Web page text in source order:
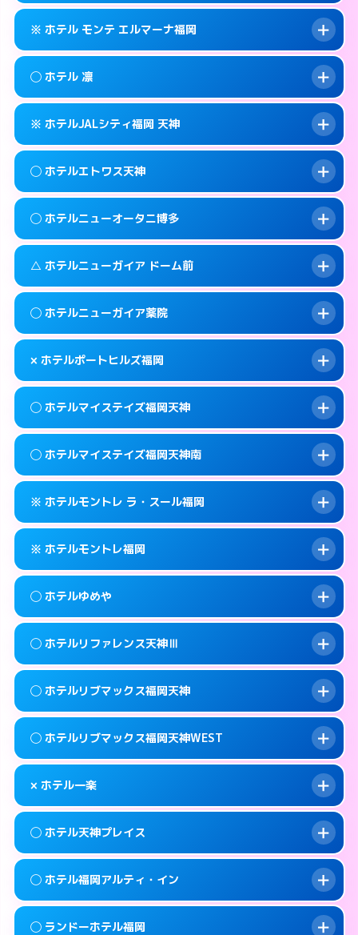
info このホテルの詳細ページを見る →
info このホテルの詳細ページを見る →
案内方法: 状況により派遣できません。
smartphone 092-406-1331
map 福岡市中央区西中洲12-18
info このホテルの詳細ページを見る →
案内方法:
smartphone 092-771-7717
map 福岡市中央区春吉3-14-27
info このホテルの詳細ページを見る →
※ ホテル モンテ エルマーナ福岡
案内方法:カードキーにつきホテルの入り口で
待ち合わせ。
info このホテルの詳細ページを見る →
◯ ホテル 凛
案内方法:
女性が直接お部屋まで伺います。
smartphone 092-718-8300
map 福岡市中央区春吉3-14-14
info このホテルの詳細ページを見る →
※ ホテルJALシティ福岡 天神
案内方法:
カードキーにつきホテルの入り口で
待ち合わせ。
info このホテルの詳細ページを見る →
◯ ホテルエトワス天神
案内方法:
女性が直接お部屋まで伺います。
smartphone 092-737-3233
map 福岡市中央区天神3-5-18
info このホテルの詳細ページを見る →
◯ ホテルニューオータニ博多
案内方法:
女性が直接お部屋まで伺います。
smartphone 092-714-1111
map 福岡市中央区渡辺通1-1-2
info このホテルの詳細ページを見る →
△ ホテルニューガイア ドーム前
案内方法: 状況により派遣できません。
smartphone 092-737-3901
map 福岡市中央区地行1-4-6
info このホテルの詳細ページを見る →
◯ ホテルニューガイア薬院
案内方法:
女性が直接お部屋まで伺います。
smartphone 092-534-4126
map 福岡市中央区大宮1-1-6
info このホテルの詳細ページを見る →
× ホテルポートヒルズ福岡
案内方法:
派遣できません。
smartphone 092-741-3535
map 福岡市中央区西公園14-24
info このホテルの詳細ページを見る →
◯ ホテルマイステイズ福岡天神
案内方法: 女性が直接お部屋まで伺います。
smartphone 092-687-1100
map 福岡市中央区天神3-5-7
info このホテルの詳細ページを見る →
◯ ホテルマイステイズ福岡天神南
案内方法: 女性が直接お部屋まで伺います。
smartphone 092-286-1700
map 福岡市中央区春吉3-14-20
info このホテルの詳細ページを見る →
※ ホテルモントレ ラ・スール福岡
案内方法: カードキーにつきホテルの入り口で
待ち合わせ。
info このホテルの詳細ページを見る →
※ ホテルモントレ福岡
案内方法:
カードキーにつきホテルの入り口で
待ち合わせ。
info このホテルの詳細ページを見る →
◯ ホテルゆめや
案内方法: 女性が直接お部屋まで伺います。
smartphone 092-524-7588
map 福岡市中央区大宮1-1-24
info このホテルの詳細ページを見る →
◯ ホテルリファレンス天神Ⅲ
案内方法: 女性が直接お部屋まで伺います。
smartphone 092-718-3030
map 福岡市中央区天神3-8-10
info このホテルの詳細ページを見る →
◯ ホテルリブマックス福岡天神
案内方法:
smartphone 092-534-1140
map 福岡市中央区清川1-12-17
info このホテルの詳細ページを見る →
◯ ホテルリブマックス福岡天神WEST
案内方法:
女性が直接お部屋まで伺います。
smartphone 092-717-2250
map 福岡市中央区大名2-11-23
info このホテルの詳細ページを見る →
× ホテル一楽
案内方法:
派遣できません。
smartphone 092-531-0561
map 福岡市中央区清川2-5-5
◯ ホテル天神プレイス
案内方法: 女性が直接お部屋まで伺います。
◯ ホテル福岡アルティ・イン
◯ ランドーホテル福岡